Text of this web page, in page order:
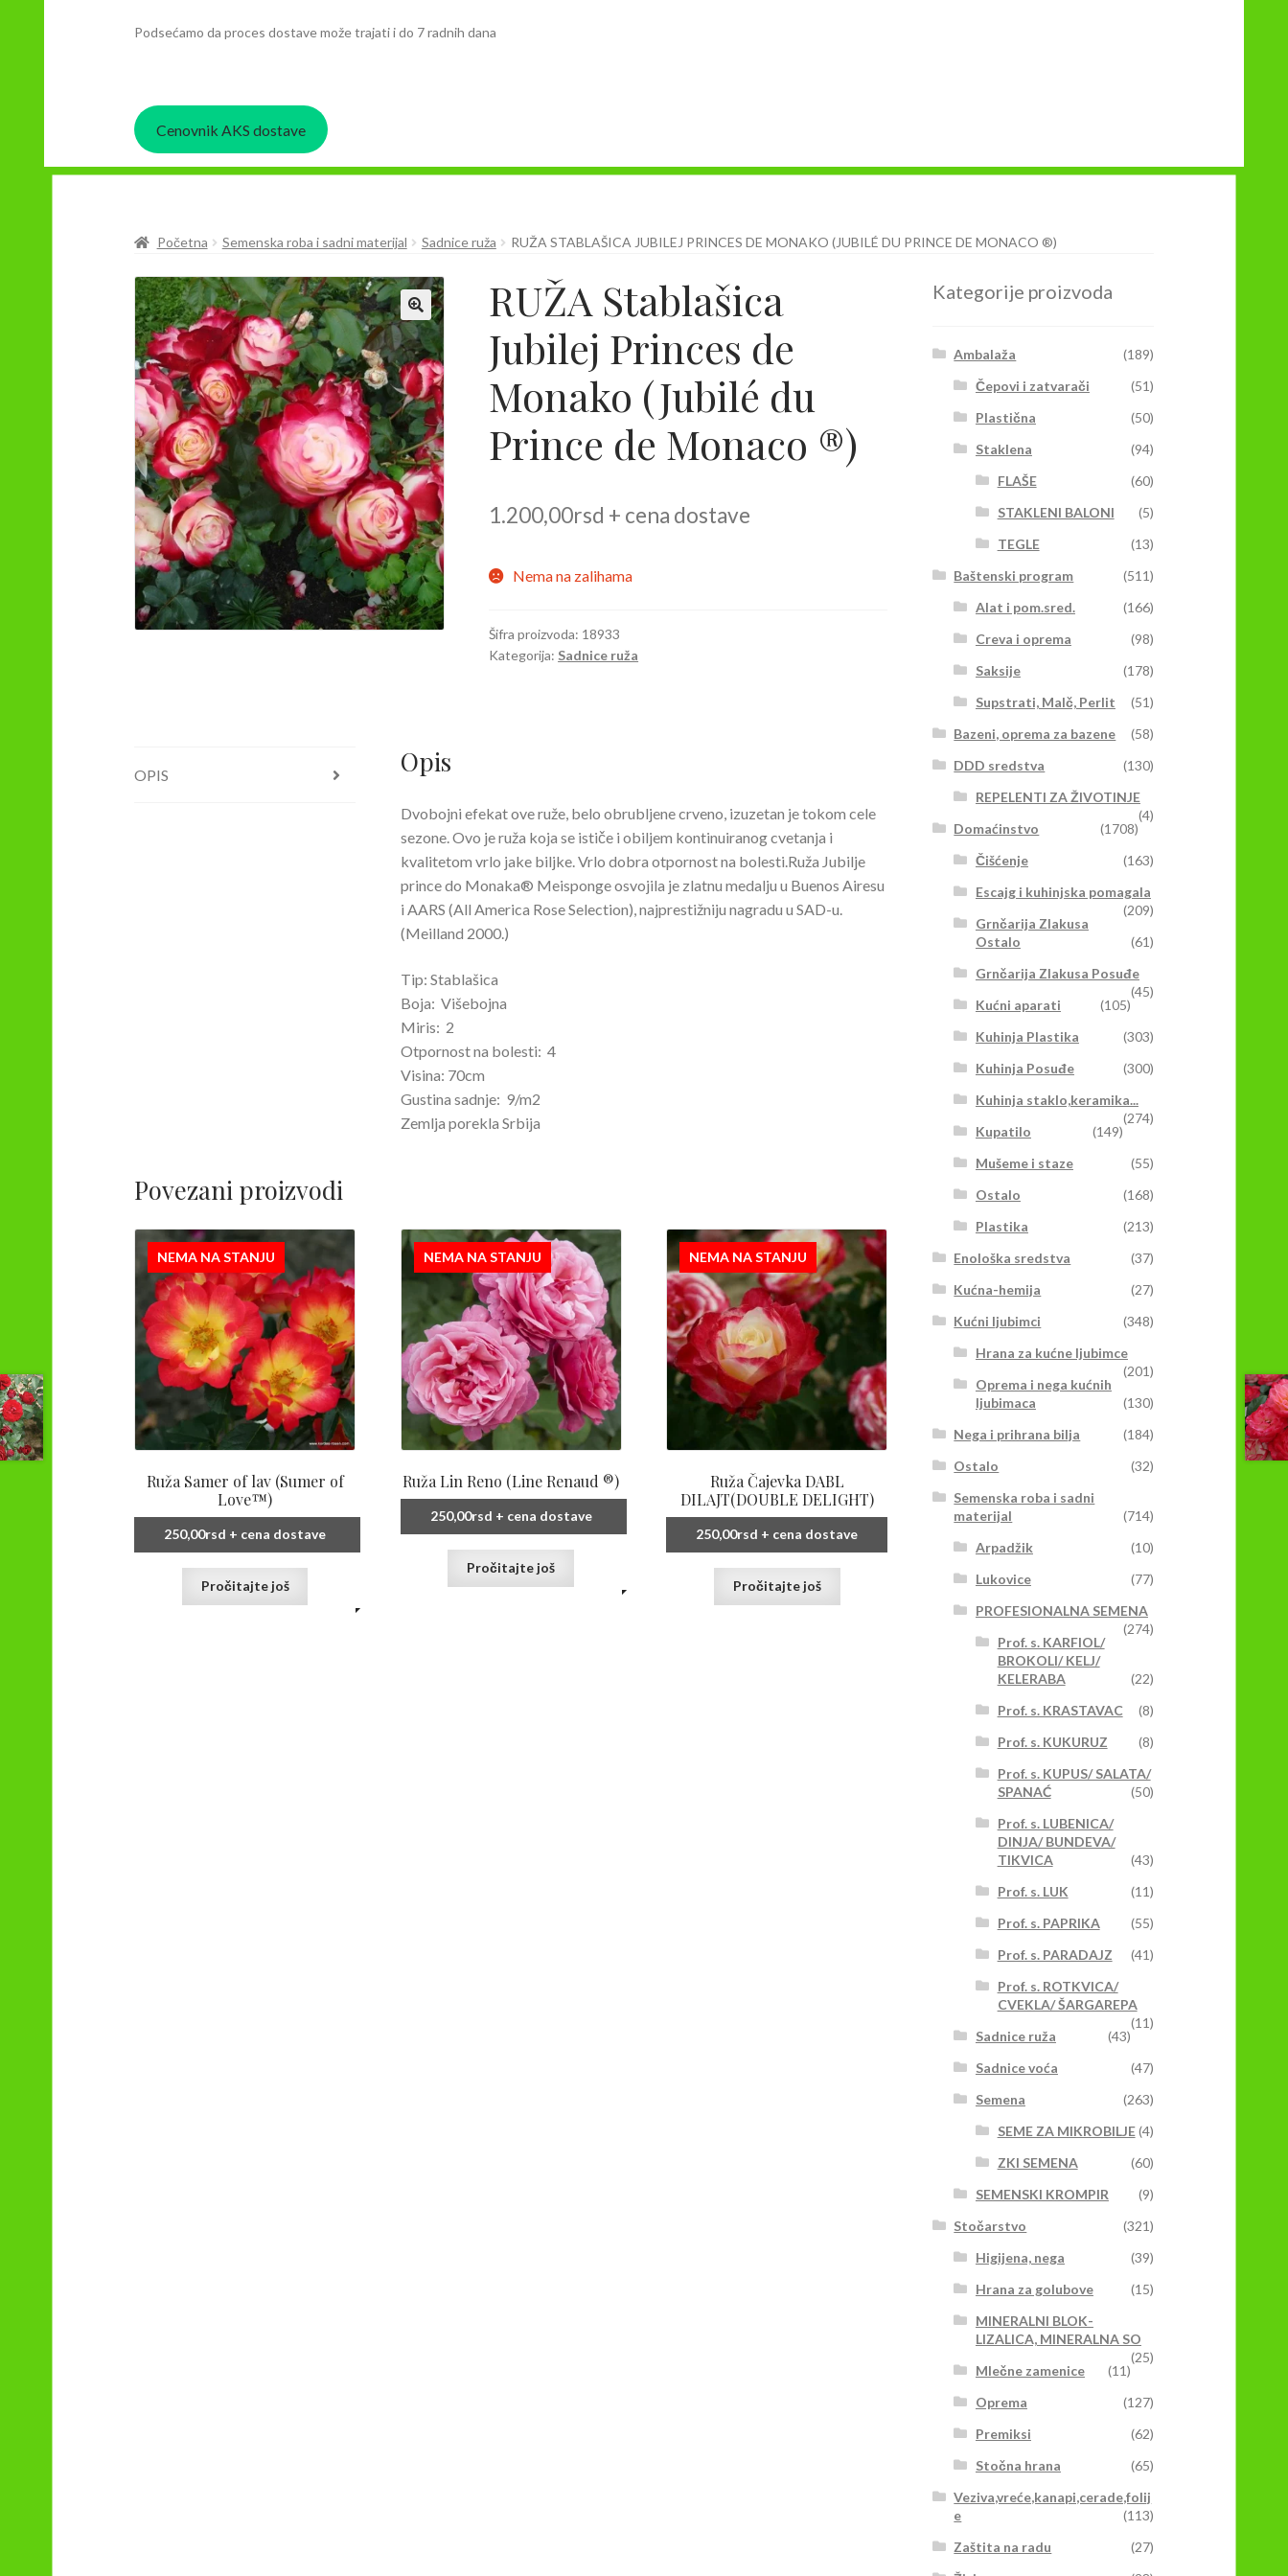
Podsećamo da proces dostave može trajati i do 7 radnih dana
Cenovnik AKS dostave
Početna Semenska roba i sadni materijal Sadnice ruža RUŽA STABLAŠICA JUBILEJ PRINCES DE MONAKO (JUBILÉ DU PRINCE DE MONACO ®)
RUŽA Stablašica
Jubilej Princes de
Monako (Jubilé du
Prince de Monaco ®)
1.200,00rsd + cena dostave
Nema na zalihama
Šifra proizvoda: 18933
Kategorija: Sadnice ruža
OPIS Opis
Dvobojni efekat ove ruže, belo obrubljene crveno, izuzetan je tokom cele
sezone. Ovo je ruža koja se ističe i obiljem kontinuiranog cvetanja i
kvalitetom vrlo jake biljke. Vrlo dobra otpornost na bolesti.Ruža Jubilje
prince do Monaka® Meisponge osvojila je zlatnu medalju u Buenos Airesu
i AARS (All America Rose Selection), najprestižniju nagradu u SAD-u.
(Meilland 2000.)
Tip: Stablašica
Boja: Višebojna
Miris: 2
Otpornost na bolesti: 4
Visina: 70cm
Gustina sadnje: 9/m2
Zemlja porekla Srbija
Povezani proizvodi
NEMA NA STANJU
Ruža Samer of lav (Sumer of
Love™)
250,00rsd + cena dostave
Pročitajte još
NEMA NA STANJU
Ruža Lin Reno (Line Renaud ®)
250,00rsd + cena dostave
Pročitajte još
NEMA NA STANJU
Ruža Čajevka DABL
DILAJT(DOUBLE DELIGHT)
250,00rsd + cena dostave
Pročitajte još
Kategorije proizvoda
Ambalaža
(189)
Čepovi i zatvarači
(51)
Plastična
(50)
Staklena
(94)
FLAŠE
(60)
STAKLENI BALONI
(5)
TEGLE
(13)
Baštenski program
(511)
Alat i pom.sred.
(166)
Creva i oprema
(98)
Saksije
(178)
Supstrati, Malč, Perlit
(51)
Bazeni, oprema za bazene
(58)
DDD sredstva
(130)
REPELENTI ZA ŽIVOTINJE
(4)
Domaćinstvo
(1708)
Čišćenje
(163)
Escajg i kuhinjska pomagala
(209)
Grnčarija Zlakusa
Ostalo
(61)
Grnčarija Zlakusa Posuđe
(45)
Kućni aparati
(105)
Kuhinja Plastika
(303)
Kuhinja Posuđe
(300)
Kuhinja staklo,keramika...
(274)
Kupatilo
(149)
Mušeme i staze
(55)
Ostalo
(168)
Plastika
(213)
Enološka sredstva
(37)
Kućna-hemija
(27)
Kućni ljubimci
(348)
Hrana za kućne ljubimce
(201)
Oprema i nega kućnih
ljubimaca
(130)
Nega i prihrana bilja
(184)
Ostalo
(32)
Semenska roba i sadni
materijal
(714)
Arpadžik
(10)
Lukovice
(77)
PROFESIONALNA SEMENA
(274)
Prof. s. KARFIOL/
BROKOLI/ KELJ/
KELERABA
(22)
Prof. s. KRASTAVAC
(8)
Prof. s. KUKURUZ
(8)
Prof. s. KUPUS/ SALATA/
SPANAĆ
(50)
Prof. s. LUBENICA/
DINJA/ BUNDEVA/
TIKVICA
(43)
Prof. s. LUK
(11)
Prof. s. PAPRIKA
(55)
Prof. s. PARADAJZ
(41)
Prof. s. ROTKVICA/
CVEKLA/ ŠARGAREPA
(11)
Sadnice ruža
(43)
Sadnice voća
(47)
Semena
(263)
SEME ZA MIKROBILJE(4)
ZKI SEMENA
(60)
SEMENSKI KROMPIR
(9)
Stočarstvo
(321)
Higijena, nega
(39)
Hrana za golubove
(15)
MINERALNI BLOK-
LIZALICA, MINERALNA SO
(25)
Mlečne zamenice
(11)
Oprema
(127)
Premiksi
(62)
Stočna hrana
(65)
Veziva,vreće,kanapi,cerade,folij
e
(113)
Zaštita na radu
(27)